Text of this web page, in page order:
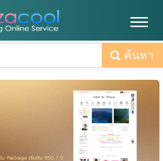
ค้นหา